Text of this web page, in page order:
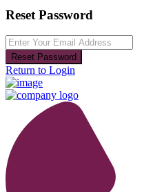
Reset Password
Reset Password
Return to Login